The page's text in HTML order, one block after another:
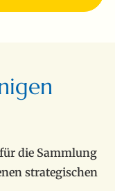
die Sammlung
strategischen